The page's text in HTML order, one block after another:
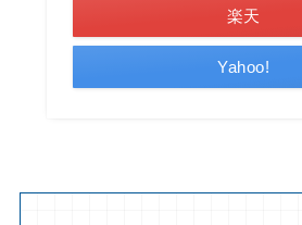
楽天
Yahoo!